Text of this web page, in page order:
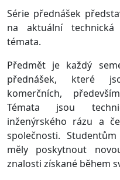
Série přednášek
na aktuální technická
témata.
Předmět je každý
přednášek, které
komerčních,
Témata jsou
inženýrského rázu a
společnosti.
měly poskytnout
znalosti získané během